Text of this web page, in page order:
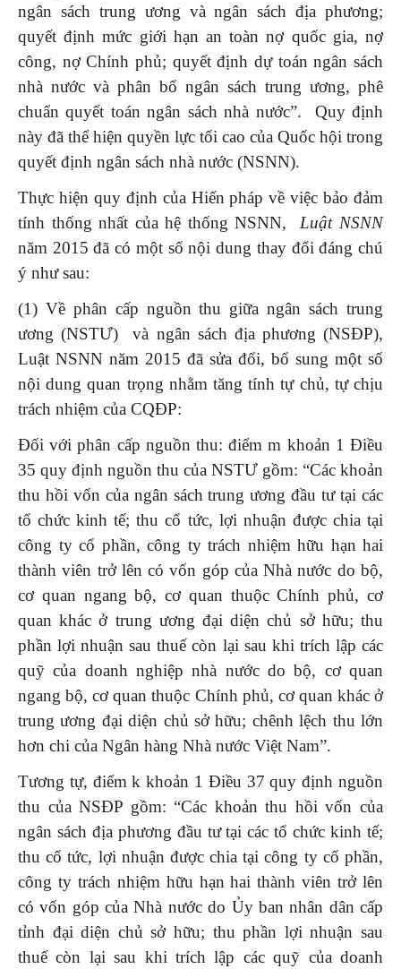
ngân sách trung ương và ngân sách địa phương;
quyết định mức giới hạn an toàn nợ quốc gia, nợ
công, nợ Chính phủ; quyết định dự toán ngân sách
nhà nước và phân bổ ngân sách trung ương, phê
chuẩn quyết toán ngân sách nhà nước”. Quy định
này đã thể hiện quyền lực tối cao của Quốc hội trong
quyết định ngân sách nhà nước (NSNN).
Thực hiện quy định của Hiến pháp về việc bảo đảm
tính thống nhất của hệ thống NSNN, Luật NSNN
năm 2015 đã có một số nội dung thay đổi đáng chú
ý như sau:
(1) Về phân cấp nguồn thu giữa ngân sách trung
ương (NSTƯ) và ngân sách địa phương (NSĐP),
Luật NSNN năm 2015 đã sửa đổi, bổ sung một số
nội dung quan trọng nhằm tăng tính tự chủ, tự chịu
trách nhiệm của CQĐP:
Đối với phân cấp nguồn thu: điểm m khoản 1 Điều
35 quy định nguồn thu của NSTƯ gồm: “Các khoản
thu hồi vốn của ngân sách trung ương đầu tư tại các
tổ chức kinh tế; thu cổ tức, lợi nhuận được chia tại
công ty cổ phần, công ty trách nhiệm hữu hạn hai
thành viên trở lên có vốn góp của Nhà nước do bộ,
cơ quan ngang bộ, cơ quan thuộc Chính phủ, cơ
quan khác ở trung ương đại diện chủ sở hữu; thu
phần lợi nhuận sau thuế còn lại sau khi trích lập các
quỹ của doanh nghiệp nhà nước do bộ, cơ quan
ngang bộ, cơ quan thuộc Chính phủ, cơ quan khác ở
trung ương đại diện chủ sở hữu; chênh lệch thu lớn
hơn chi của Ngân hàng Nhà nước Việt Nam”.
Tương tự, điểm k khoản 1 Điều 37 quy định nguồn
thu của NSĐP gồm: “Các khoản thu hồi vốn của
ngân sách địa phương đầu tư tại các tổ chức kinh tế;
thu cổ tức, lợi nhuận được chia tại công ty cổ phần,
công ty trách nhiệm hữu hạn hai thành viên trở lên
có vốn góp của Nhà nước do Ủy ban nhân dân cấp
tỉnh đại diện chủ sở hữu; thu phần lợi nhuận sau
thuế còn lại sau khi trích lập các quỹ của doanh